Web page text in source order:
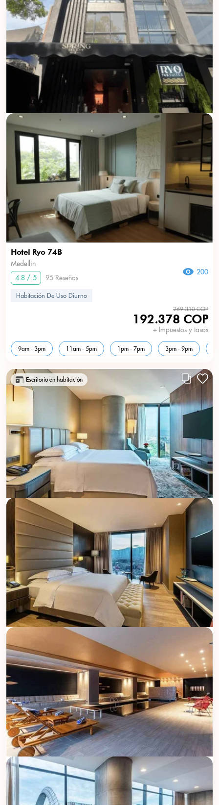
Hotel Ryo 74B
Medellin
4.8 / 5
95 Reseñas
200
Habitación De Uso Diurno
269.330 COP
192.378 COP
+ Impuestos y tasas
9am - 3pm 11am - 5pm 1pm - 7pm 3pm - 9pm
Escritorio en habitación